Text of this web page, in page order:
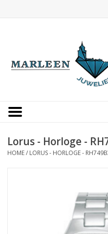
Occasions
Lorus - Horloge -
HOME/ LORUS - HORLOGE -